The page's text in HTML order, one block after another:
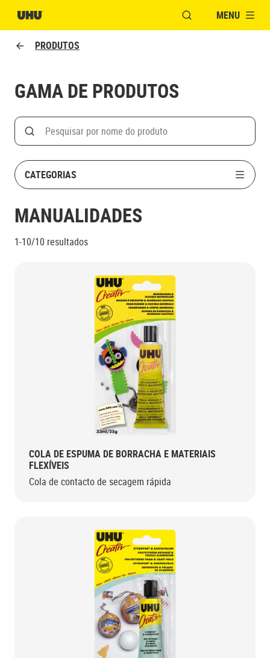
ABRIR JANELA
MENU
PRODUTOS
GAMA DE PRODUTOS
Search
Pesquisar
CATEGORIAS
MANUALIDADES
1-10/10 resultados
COLA DE ESPUMA DE BORRACHA E MATERIAIS
FLEXÍVEIS
Cola de contacto de secagem rápida